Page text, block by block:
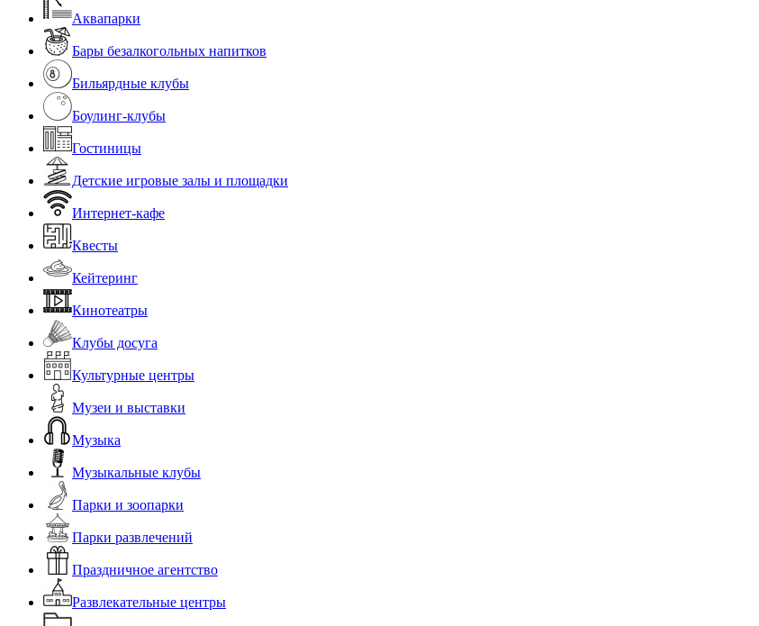
Аквапарки
Бары безалкогольных напитков
Бильярдные клубы
Боулинг-клубы
Гостиницы
Детские игровые залы и площадки
Интернет-кафе
Квесты
Кейтеринг
Кинотеатры
Клубы досуга
Культурные центры
Музеи и выставки
Музыка
Музыкальные клубы
Парки и зоопарки
Парки развлечений
Праздничное агентство
Развлекательные центры